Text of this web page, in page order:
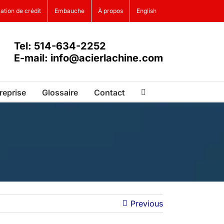
de crédit Embauche À propos English
Tel: 514-634-2252
E-mail: info@acierlachine.com
Glossaire Contact
Previous